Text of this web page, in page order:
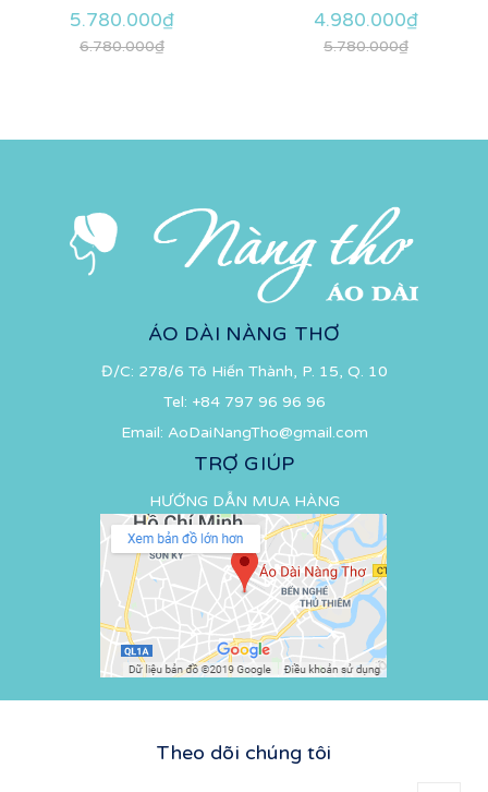
5.780.000₫
6.780.000₫
4.980.000₫
5.780.000₫
ÁO DÀI NÀNG THƠ
Đ/C: 278/6 Tô Hiến Thành, P. 15, Q. 10
Tel: +84 797 96 96 96
Email: AoDaiNangTho@gmail.com
TRỢ GIÚP
HƯỚNG DẪN MUA HÀNG
Theo dõi chúng tôi